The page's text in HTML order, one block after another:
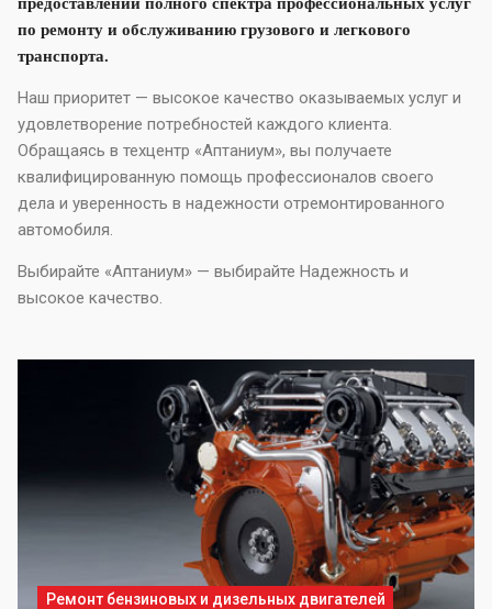
по ремонту и обслуживанию грузового и легкового
транспорта.
Наш приоритет — высокое качество оказываемых услуг и
удовлетворение потребностей каждого клиента.
Обращаясь в техцентр «Аптаниум», вы получаете
квалифицированную помощь профессионалов своего
дела и уверенность в надежности отремонтированного
автомобиля.
Выбирайте «Аптаниум» — выбирайте Надежность и
высокое качество.
Ремонт бензиновых и дизельных двигателей